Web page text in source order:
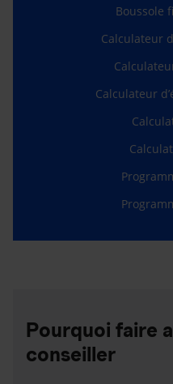
Boussole
Calculateur
Calculateur
Pourquoi faire
conseiller